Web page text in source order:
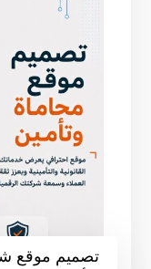
تصميم موقع